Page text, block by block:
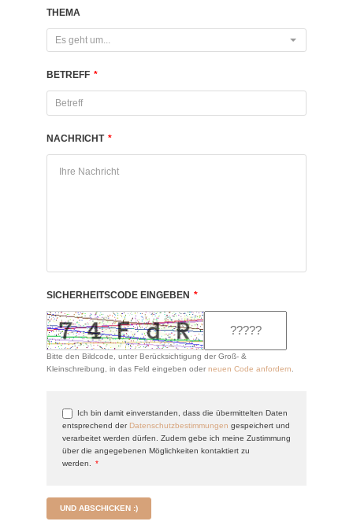
THEMA
Es geht um...
BETREFF *
NACHRICHT *
SICHERHEITSCODE EINGEBEN *
Bitte den Bildcode, unter Berücksichtigung der Groß- &
Kleinschreibung, in das Feld eingeben oder neuen Code anfordern
Ich bin damit einverstanden, dass die übermittelten Daten
entsprechend der Datenschutzbestimmungen gespeichert und
verarbeitet werden dürfen. Zudem gebe ich meine Zustimmung
über die angegebenen Möglichkeiten kontaktiert zu
werden.
*
UND ABSCHICKEN :)